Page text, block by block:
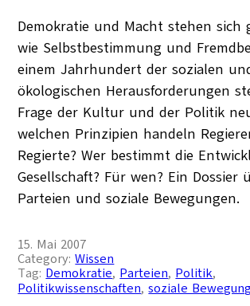
Demokratie und Macht stehen sich
wie Selbstbestimmung und
einem Jahrhundert der sozialen
ökologischen Herausforderungen
Frage der Kultur und der Politik
welchen Prinzipien handeln
Regierte? Wer bestimmt die
Gesellschaft? Für wen? Ein Dossier
Parteien und soziale Bewegungen.
15. Mai 2007
Category:Wissen
Tag: Demokratie, Parteien, Politik
Politikwissenschaften, soziale